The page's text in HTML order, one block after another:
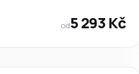
od5 293 Kč